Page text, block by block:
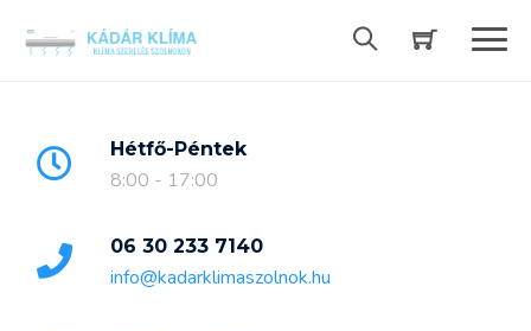
Hétfő-Péntek
8:00 - 17:00
06 30 233 7140
info@kadarklimaszolnok.hu